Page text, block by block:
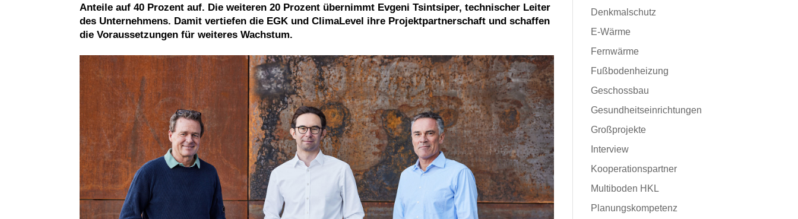
Anteile auf 40 Prozent auf. Die weiteren 20 Prozent übernimmt Evgeni Tsintsiper, technischer Leiter
des Unternehmens. Damit vertiefen die EGK und ClimaLevel ihre Projektpartnerschaft und schaffen
die Voraussetzungen für weiteres Wachstum.
Denkmalschutz
E-Wärme
Fernwärme
Fußbodenheizung
Geschossbau
Gesundheitseinrichtungen
Großprojekte
Interview
Kooperationspartner
Multiboden HKL
Planungskompetenz